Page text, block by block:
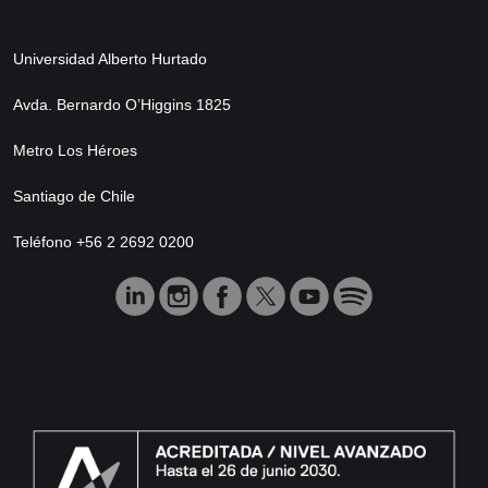
Universidad Alberto Hurtado
Avda. Bernardo O’Higgins 1825
Metro Los Héroes
Santiago de Chile
Teléfono +56 2 2692 0200